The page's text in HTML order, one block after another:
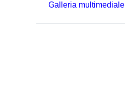
Galleria multimediale